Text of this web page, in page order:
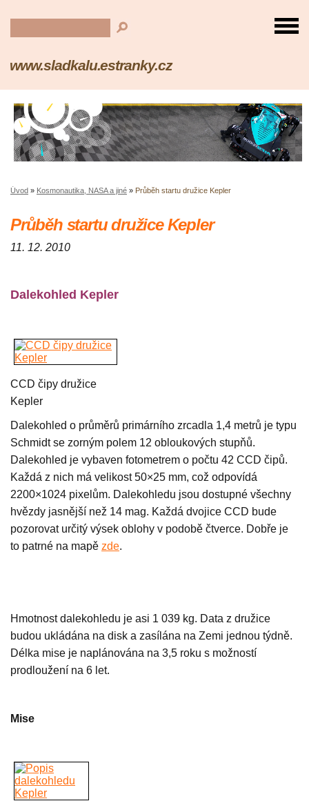
www.sladkalu.estranky.cz
Úvod » Kosmonautika, NASA a jiné » Průběh startu družice Kepler
Průběh startu družice Kepler
11. 12. 2010
Dalekohled Kepler
CCD čipy družice
Kepler
Dalekohled o průměrů primárního zrcadla 1,4 metrů je typu
Schmidt se zorným polem 12 obloukových stupňů.
Dalekohled je vybaven fotometrem o počtu 42 CCD čipů.
Každá z nich má velikost 50×25 mm, což odpovídá
2200×1024 pixelům. Dalekohledu jsou dostupné všechny
hvězdy jasnější než 14 mag. Každá dvojice CCD bude
pozorovat určitý výsek oblohy v podobě čtverce. Dobře je
to patrné na mapě zde.
Hmotnost dalekohledu je asi 1 039 kg. Data z družice
budou ukládána na disk a zasílána na Zemi jednou týdně.
Délka mise je naplánována na 3,5 roku s možností
prodloužení na 6 let.
Mise